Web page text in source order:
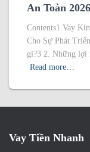
An Toàn 2026
Contents1 Vay
Cho Sự Phát
gì?3 2. Những
Read more…
Vay Tiền Nhanh